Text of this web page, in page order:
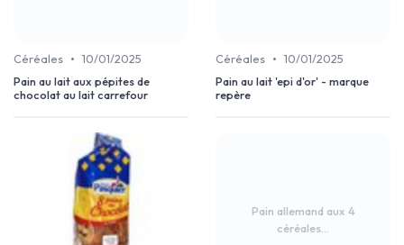
Céréales • 10/01/2025
Pain au lait aux pépites de
chocolat au lait carrefour
Céréales • 10/01/2025
Pain au lait 'epi d'or' - marque
repère
Pain allemand aux 4
céréales...